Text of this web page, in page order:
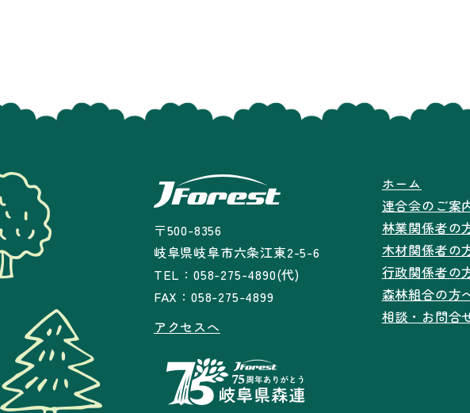
〒500-8356
岐阜県岐阜市六条江東2-5-6
TEL：058-275-4890(代)
FAX：058-275-4899
アクセスへ
ホーム
連合会のご案
林業関係者の
木材関係者の
行政関係者の
森林組合の方
相談・お問合